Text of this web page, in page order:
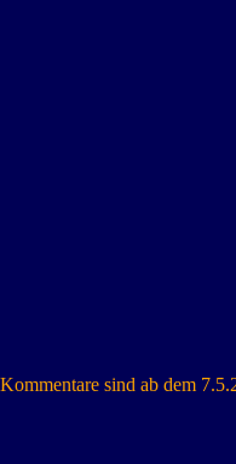
Kommentare sind ab dem